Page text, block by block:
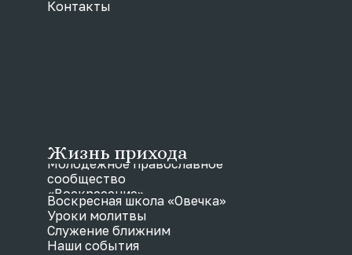
Контакты
Жизнь прихода
Молодежное православное
сообщество
«Воскресение»
Воскресная школа «Овечка»
Уроки молитвы
Служение ближним
Наши события